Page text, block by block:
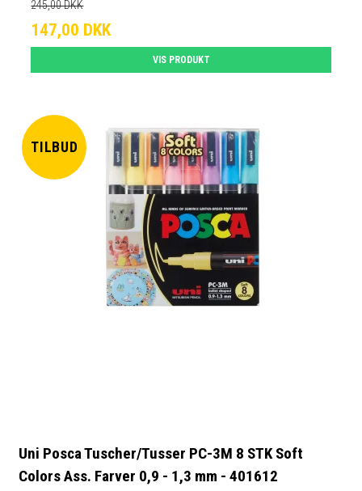
245,00 DKK
147,00 DKK
VIS PRODUKT
TILBUD
Uni Posca Tuscher/Tusser PC-3M 8 STK Soft
Colors Ass. Farver 0,9 - 1,3 mm - 401612